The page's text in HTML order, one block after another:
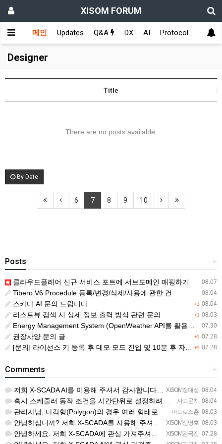
XISOM FORUM
메인 Updates Q&A DX AI Protocol
Designer
Title
There are no posts available.
By Date
6 7 8 9 10
+
Posts
08.07
클라우드플레어 신규 서비스 포트에 서브도메인 매핑하기
08.04
Tibero V6 Procedule 등록/변경/삭제/사용에 관한 건
+1 08.04
스카다 AI 문의 드립니다.
+1 08.03
리스트뷰 검색 시 상세 정보 출력 방식 관련 문의
07.30
Energy Management System (OpenWeather API를 활용한 날씨 정보 조회)
+1 07.28
권장사양 문의 글
+1 07.28
[문의] 라이선스 키 등록 후 데모 모드 진입 및 10분 후 자동 종료 현상
+
Comments
XISOM정대성 08.04
저희 X-SCADA AI를 이용해 주셔서 감사합니다. 문의 사항에 대하여 답변드리겠습니다. 문의하신 내용을 …
사고문치 08.04
혹시 스케줄러 동작 조건을 시간단위로 설정하려면 일단위를 여러개 설정하는거 말고 방법이 있을까요?
마도로스훈 08.03
관리자님, 다각형(Polygon)의 경우 여러 형태로 도형을 그려서 첫 점과 끝 점을 이었음에도 불구하고 완…
XISOM신명호 08.03
안녕하십니까? 저희 X-SCADA를 사용해 주셔서 감사합니다. 문의하신 리스트뷰의 열 구성 변경 기능에 대해…
XISOM김국진 07.28
안녕하세요. 저희 X-SCADA에 관심 가져주셔서 감사합니다. 자이솜 웹사이트의 X-SCADA AI 소개 페…